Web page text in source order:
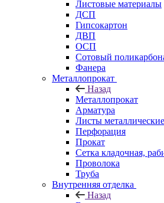
Листовые материалы
ДСП
Гипсокартон
ДВП
ОСП
Сотовый
Фанера
Металлопрокат
Назад
Металлопрокат
Арматура
Листы
Перфорация
Прокат
Сетка кладочная,
Проволока
Труба
Внутренняя отделка
Назад